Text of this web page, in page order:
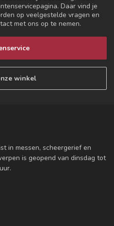
Daar vind je
op veelgestelde vragen en
met ons op te nemen.
winkel
in messen, scheergerief en
is geopend van dinsdag tot